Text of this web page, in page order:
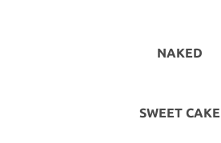
NAKED
SWEET CAKE